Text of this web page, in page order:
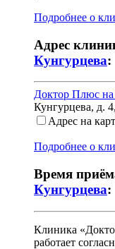
Подробнее о
Адрес
Кунгурцева:
Доктор Плюс на
Кунгурцева, д. 4,
Адрес на
Подробнее о
Время
Кунгурцева:
Клиника
работает